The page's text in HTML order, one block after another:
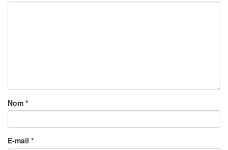
Nom *
E-mail *